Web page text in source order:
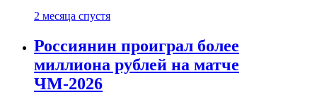
2 месяца спустя
Россиянин проиграл более
миллиона рублей на матче
ЧМ-2026